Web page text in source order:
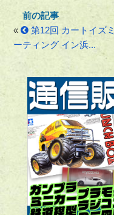
«
第12回 カートイズミ
ーティング イン浜...